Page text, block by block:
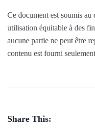
Ce document est soumis au
utilisation équitable à des
aucune partie ne peut être
contenu est fourni
Share This: